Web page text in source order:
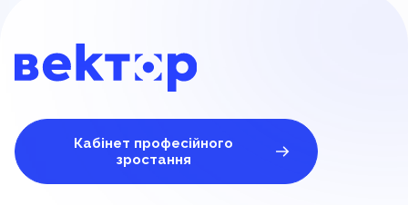
Кабінет професійного
зростання